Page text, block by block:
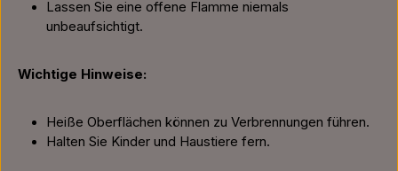
Lassen Sie eine offene Flamme niemals
unbeaufsichtigt.
Wichtige Hinweise:
Heiße Oberflächen können zu Verbrennungen führen.
Halten Sie Kinder und Haustiere fern.